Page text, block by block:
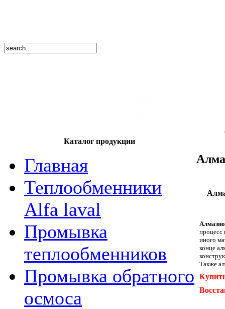
Каталог продукции
Главная
Теплообменники
Alfa laval
Промывка
теплообменников
Промывка обратного
осмоса
процесс
иного
конце
Также